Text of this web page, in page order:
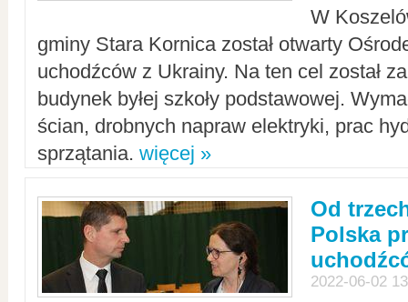
W
gminy Stara Kornica został otwarty
uchodźców z Ukrainy. Na ten cel został
budynek byłej szkoły podstawowej.
ścian, drobnych napraw elektryki, prac
sprzątania. więcej »
Od
Polska
2022-06-02